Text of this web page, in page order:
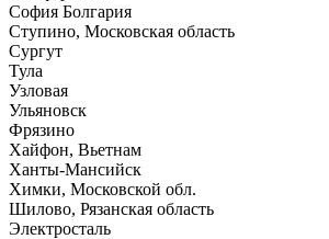
София Болгария
Ступино, Московская область
Сургут
Тула
Узловая
Ульяновск
Фрязино
Хайфон, Вьетнам
Ханты-Мансийск
Химки, Московской обл.
Шилово, Рязанская область
Электросталь